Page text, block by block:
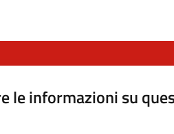
le informazioni su